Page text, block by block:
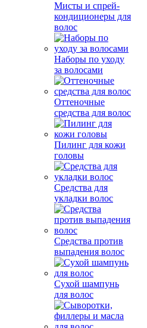
Мисты и спрей-
кондиционеры для
волос
Наборы по уходу
за волосами
Оттеночные
средства для волос
Пилинг для кожи
головы
Средства для
укладки волос
Средства против
выпадения волос
Сухой шампунь
для волос